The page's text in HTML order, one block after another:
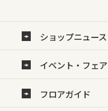
ショップニュース
イベント・フェア
フロアガイド